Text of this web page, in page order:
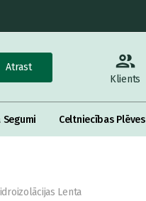
Atrast
Klients
Segumi Celtniecības Plēves
Lenta